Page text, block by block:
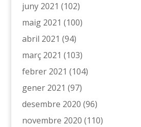
juny 2021 (102)
maig 2021 (100)
abril 2021 (94)
març 2021 (103)
febrer 2021 (104)
gener 2021 (97)
desembre 2020 (96)
novembre 2020 (110)